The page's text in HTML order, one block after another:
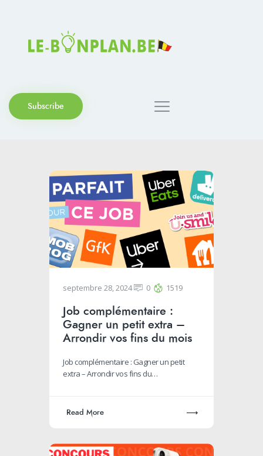
Subscribe
septembre 28, 2024 0 1519
Job complémentaire :
Gagner un petit extra –
Arrondir vos fins du mois
Job complémentaire : Gagner un petit
extra – Arrondir vos fins du…
Read More